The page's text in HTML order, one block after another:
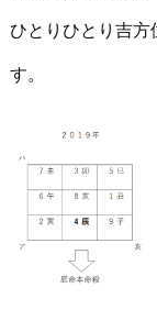
ひとりひとり吉
す。